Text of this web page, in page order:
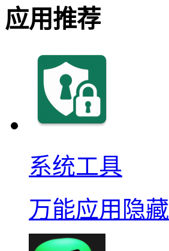
应用推荐
系统工具
万能应用隐藏